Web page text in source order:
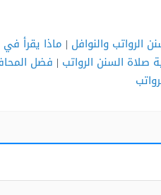
الرواتب والنوافل | ماذا يقرأ
صلاة السنن الرواتب | فضل